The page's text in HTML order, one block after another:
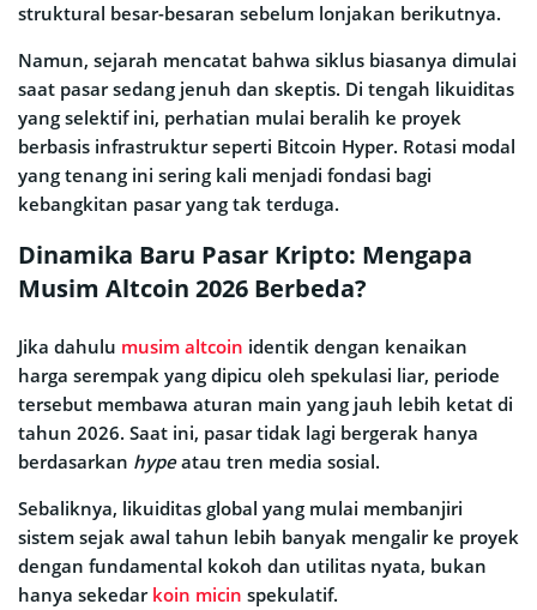
struktural besar-besaran sebelum lonjakan berikutnya.
Namun, sejarah mencatat bahwa siklus biasanya dimulai
saat pasar sedang jenuh dan skeptis. Di tengah likuiditas
yang selektif ini, perhatian mulai beralih ke proyek
berbasis infrastruktur seperti Bitcoin Hyper. Rotasi modal
yang tenang ini sering kali menjadi fondasi bagi
kebangkitan pasar yang tak terduga.
Dinamika Baru Pasar Kripto: Mengapa
Musim Altcoin 2026 Berbeda?
Jika dahulu musim altcoin identik dengan kenaikan
harga serempak yang dipicu oleh spekulasi liar, periode
tersebut membawa aturan main yang jauh lebih ketat di
tahun 2026. Saat ini, pasar tidak lagi bergerak hanya
berdasarkan hypeatau tren media sosial.
Sebaliknya, likuiditas global yang mulai membanjiri
sistem sejak awal tahun lebih banyak mengalir ke proyek
dengan fundamental kokoh dan utilitas nyata, bukan
hanya sekedar koin micin spekulatif.